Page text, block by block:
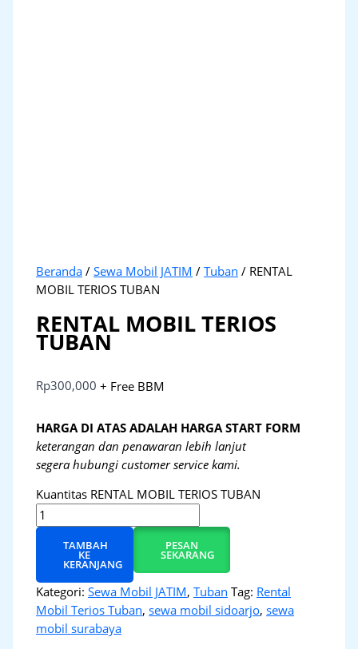
Beranda /Sewa Mobil JATIM /Tuban / RENTAL
MOBIL TERIOS TUBAN
RENTAL MOBIL TERIOS
TUBAN
Rp300,000 + Free BBM
HARGA DI ATAS ADALAH HARGA START FORM
keterangan dan penawaran lebih lanjut
segera hubungi customer service kami.
Kuantitas RENTAL MOBIL TERIOS TUBAN
TAMBAH
KE
KERANJANG
PESAN
SEKARANG
Kategori:Sewa Mobil JATIM,Tuban Tag: Rental
Mobil Terios Tuban,sewa mobil sidoarjo,sewa
mobil surabaya